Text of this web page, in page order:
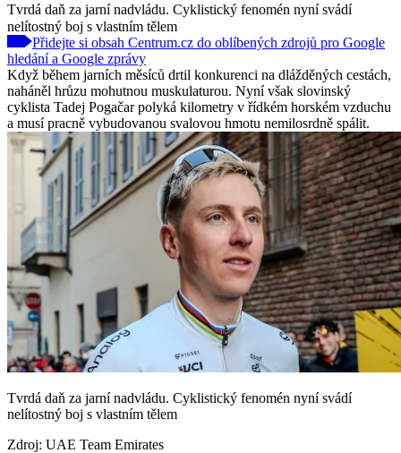
Tvrdá daň za jarní nadvládu. Cyklistický fenomén nyní svádí
nelítostný boj s vlastním tělem
Přidejte si obsah Centrum.cz do oblíbených zdrojů pro Google
hledání a Google zprávy
Když během jarních měsíců drtil konkurenci na dlážděných cestách,
naháněl hrůzu mohutnou muskulaturou. Nyní však slovinský
cyklista Tadej Pogačar polyká kilometry v řídkém horském vzduchu
a musí pracně vybudovanou svalovou hmotu nemilosrdně spálit.
Tvrdá daň za jarní nadvládu. Cyklistický fenomén nyní svádí
nelítostný boj s vlastním tělem
Zdroj: UAE Team Emirates